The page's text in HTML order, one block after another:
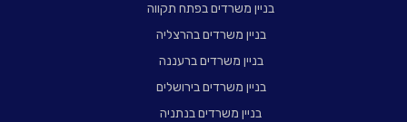
בניין משרדים בפתח תקווה
בניין משרדים בהרצליה
בניין משרדים ברעננה
בניין משרדים בירושלים
בניין משרדים בנתניה